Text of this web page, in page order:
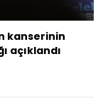
kanserinin
açıklandı